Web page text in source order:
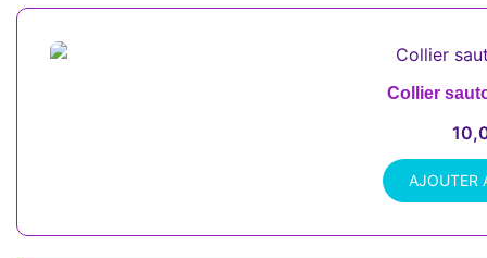
Collier
AJOUTER